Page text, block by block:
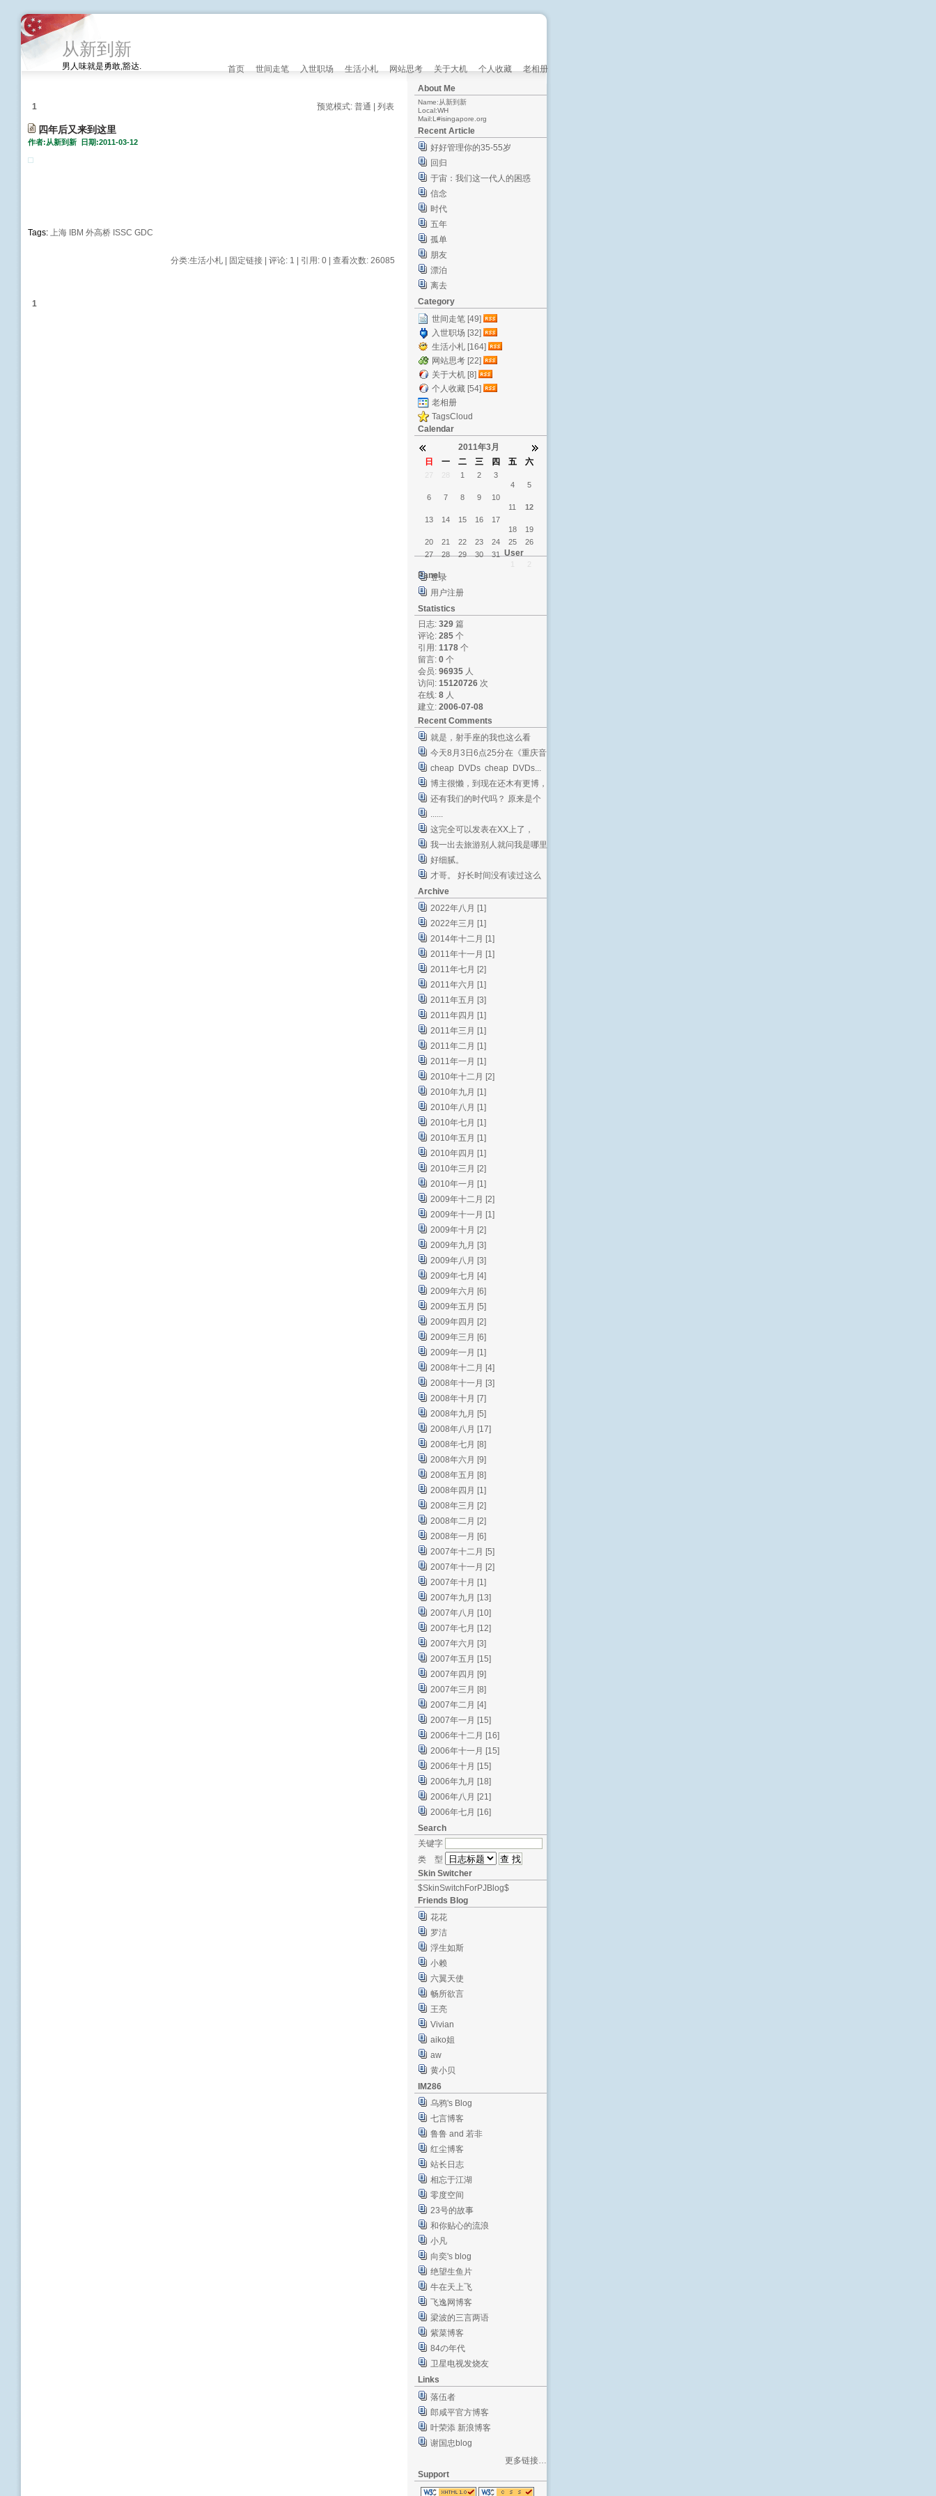
从新到新
男人味就是勇敢,豁达. 首页 世间走笔 入世职场 生活小札 网站思考 关于大机 个人收藏 老相册
1 预览模式: 普通 列表
四年后又来到这里
作者:从新到新 日期:2011-03-12
Tags: 上海 IBM 外高桥 ISSC GDC
分类:生活小札 固定链接 评论: 1 | 引用: 0 | 查看次数: 26085
1
About Me
Name:从新到新
Local:WH
Mail:L#isingapore.org
Recent Article
好好管理你的35-55岁
回归
于宙：我们这一代人的困惑
信念
时代
五年
孤单
朋友
漂泊
离去
Category
世间走笔 [49]
入世职场 [32]
生活小札 [164]
网站思考 [22]
关于大机 [8]
个人收藏 [54]
老相册
TagsCloud
Calendar
2011年3月
日
一 二 三 四 五 六
1 2
3
4
5
6
7 8 9
10
11
12
13
14 15 16
17
18
19
20
21 22 23 24 25
26
27
28 29 30
31 User
Panel登录
用户注册
Statistics
日志: 329 篇
评论: 285 个
引用: 1178 个
留言: 0 个
会员: 96935 人
访问: 15120726 次
在线: 8 人
建立: 2006-07-08
Recent Comments
就是，射手座的我也这么看
今天8月3日6点25分在《重庆音
乐台》收听到后段女...
cheap DVDs cheap DVDs...
博主很懒，到现在还木有更博，
大家按队伍排好，集体B...
还有我们的时代吗？ 原来是个
......
这完全可以发表在XX上了，
我一出去旅游别人就问我是哪里
人的顺序是Japane...
好细腻。
才哥。 好长时间没有读过这么
真实又亲切的文章了。...
Archive
2022年八月 [1]
2022年三月 [1]
2014年十二月 [1]
2011年十一月 [1]
2011年七月 [2]
2011年六月 [1]
2011年五月 [3]
2011年四月 [1]
2011年三月 [1]
2011年二月 [1]
2011年一月 [1]
2010年十二月 [2]
2010年九月 [1]
2010年八月 [1]
2010年七月 [1]
2010年五月 [1]
2010年四月 [1]
2010年三月 [2]
2010年一月 [1]
2009年十二月 [2]
2009年十一月 [1]
2009年十月 [2]
2009年九月 [3]
2009年八月 [3]
2009年七月 [4]
2009年六月 [6]
2009年五月 [5]
2009年四月 [2]
2009年三月 [6]
2009年一月 [1]
2008年十二月 [4]
2008年十一月 [3]
2008年十月 [7]
2008年九月 [5]
2008年八月 [17]
2008年七月 [8]
2008年六月 [9]
2008年五月 [8]
2008年四月 [1]
2008年三月 [2]
2008年二月 [2]
2008年一月 [6]
2007年十二月 [5]
2007年十一月 [2]
2007年十月 [1]
2007年九月 [13]
2007年八月 [10]
2007年七月 [12]
2007年六月 [3]
2007年五月 [15]
2007年四月 [9]
2007年三月 [8]
2007年二月 [4]
2007年一月 [15]
2006年十二月 [16]
2006年十一月 [15]
2006年十月 [15]
2006年九月 [18]
2006年八月 [21]
2006年七月 [16]
Search
关键字
类 型
Skin Switcher
$SkinSwitchForPJBlog$
Friends Blog
花花
罗洁
浮生如斯
小赖
六翼天使
畅所欲言
王亮
Vivian
aiko姐
aw
黄小贝
IM286
乌鸦's Blog
七言博客
鲁鲁 and 若非
红尘博客
站长日志
相忘于江湖
零度空间
23号的故事
和你贴心的流浪
小凡
向奕's blog
绝望生鱼片
牛在天上飞
飞逸网博客
梁波的三言两语
紫菜博客
84の年代
卫星电视发烧友
Links
落伍者
郎咸平官方博客
叶荣添 新浪博客
谢国忠blog
更多链接…
Support